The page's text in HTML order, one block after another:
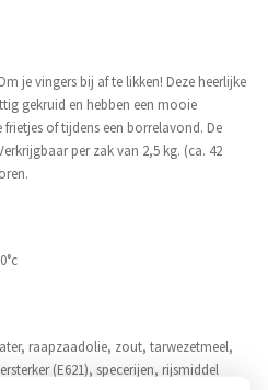
je vingers bij af te likken! Deze heerlijke
gekruid en hebben een mooie
of tijdens een borrelavond. De
per zak van 2,5 kg. (ca. 42
raapzaadolie, zout, tarwezetmeel,
(E621), specerijen, rijsmiddel